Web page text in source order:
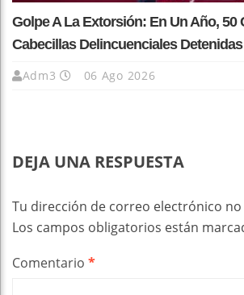
Golpe A La Extorsión: En Un Año, 50
Cabecillas Delincuenciales Detenidas
Adm3 06 Ago 2026
DEJA UNA RESPUESTA
Tu dirección de correo electrónico
Los campos obligatorios están
Comentario *